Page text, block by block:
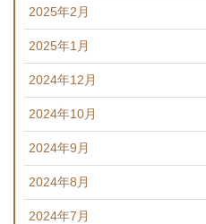
2025年2月
2025年1月
2024年12月
2024年10月
2024年9月
2024年8月
2024年7月